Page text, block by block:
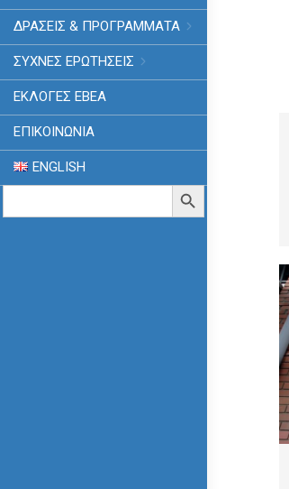
ΔΡΑΣΕΙΣ & ΠΡΟΓΡΑΜΜΑΤΑ
ΣΥΧΝΕΣ ΕΡΩΤΗΣΕΙΣ
ΕΚΛΟΓΈΣ ΕΒΕΑ
ΕΠΙΚΟΙΝΩΝΙΑ
ENGLISH
Search
Search Button